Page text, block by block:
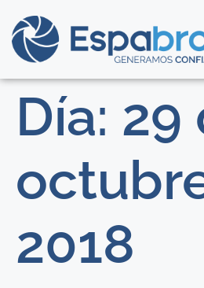
Día: 29
2018